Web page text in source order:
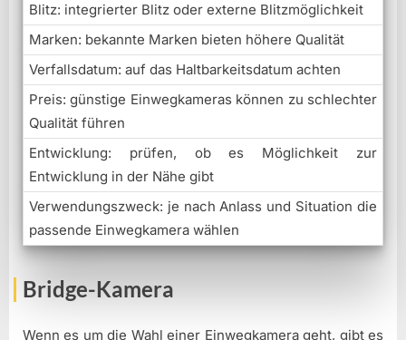
Blitz: integrierter Blitz oder externe Blitzmöglichkeit
Marken: bekannte Marken bieten höhere Qualität
Verfallsdatum: auf das Haltbarkeitsdatum achten
Preis: günstige Einwegkameras können zu schlechter
Qualität führen
Entwicklung: prüfen, ob es Möglichkeit zur
Entwicklung in der Nähe gibt
Verwendungszweck: je nach Anlass und Situation die
passende Einwegkamera wählen
Bridge-Kamera
Wenn es um die Wahl einer Einwegkamera geht, gibt es